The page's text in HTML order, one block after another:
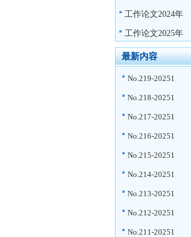
工作论文2024年
工作论文2025年
最新内容
No.219-20251
No.218-20251
No.217-20251
No.216-20251
No.215-20251
No.214-20251
No.213-20251
No.212-20251
No.211-20251